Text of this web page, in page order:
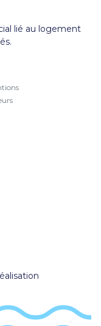
lié au logement